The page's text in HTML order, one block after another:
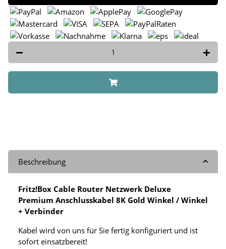
Beschreibung
Fritz!Box Cable Router Netzwerk Deluxe
Premium Anschlusskabel 8K Gold Winkel / Winkel
+ Verbinder
Kabel wird von uns für Sie fertig konfiguriert und ist
sofort einsatzbereit!